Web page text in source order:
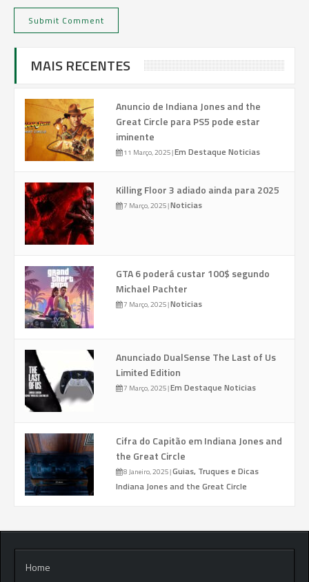
MAIS RECENTES
Anuncio de Indiana Jones and the
Great Circle para PS5 pode estar
iminente
11 Março, 2025|Em Destaque Noticias
Killing Floor 3 adiado ainda para 2025
7 Março, 2025|Noticias
GTA 6 poderá custar 100$ segundo
Michael Pachter
7 Março, 2025|Noticias
Anunciado DualSense The Last of Us
Limited Edition
7 Março, 2025|Em Destaque Noticias
Cifra do Capitão em Indiana Jones and
the Great Circle
8 Janeiro, 2025|Guias, Truques e Dicas
Indiana Jones and the Great Circle
Home